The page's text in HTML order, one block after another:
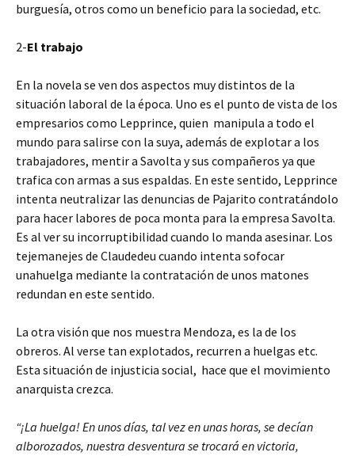
burguesía, otros como un beneficio para la sociedad, etc.
2-El trabajo
En la novela se ven dos aspectos muy distintos de la
situación laboral de la época. Uno es el punto de vista de los
empresarios como Lepprince, quien manipula a todo el
mundo para salirse con la suya, además de explotar a los
trabajadores, mentir a Savolta y sus compañeros ya que
trafica con armas a sus espaldas. En este sentido, Lepprince
intenta neutralizar las denuncias de Pajarito contratándolo
para hacer labores de poca monta para la empresa Savolta.
Es al ver su incorruptibilidad cuando lo manda asesinar. Los
tejemanejes de Claudedeu cuando intenta sofocar
unahuelga mediante la contratación de unos matones
redundan en este sentido.
La otra visión que nos muestra Mendoza, es la de los
obreros. Al verse tan explotados, recurren a huelgas etc.
Esta situación de injusticia social, hace que el movimiento
anarquista crezca.
“¡La huelga! En unos días, tal vez en unas horas, se decían
alborozados, nuestra desventura se trocará en victoria,